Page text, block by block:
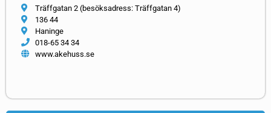
Träffgatan 2 (besöksadress: Träffgatan 4)
136 44
Haninge
018-65 34 34
www.akehuss.se